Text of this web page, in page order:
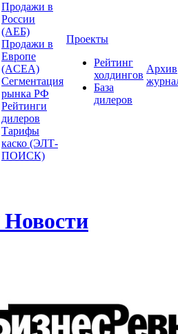
Продажи в
России
(АЕБ)
Продажи в
Европе
(ACEA)
Сегментация
рынка РФ
Рейтинги
дилеров
Тарифы
каско (ЭЛТ-
ПОИСК)
Проекты
Рейтинг
холдингов
База
дилеров
Архив
Новости